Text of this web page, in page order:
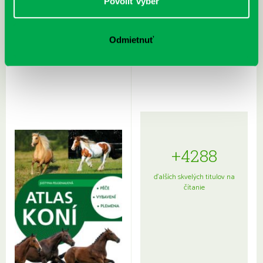
Odmietnuť
Rudź, Przemyslaw: Atlas hviezd:
Hardy, Paula: Japonsko na tanieri:
japonskou kuchyňou a etiketou
+4288
ďalších skvelých titulov na
čítanie